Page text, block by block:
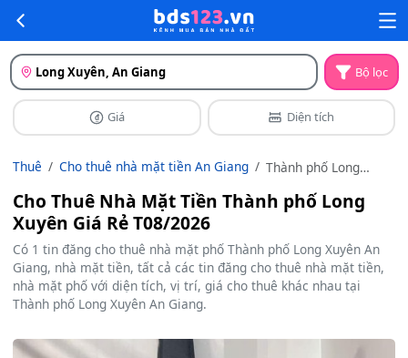
Long Xuyên, An Giang Bộ lọc
Giá Diện tích
Thuê Cho thuê nhà mặt tiền An Giang
Thành phố Long
Cho Thuê Nhà Mặt Tiền Thành phố Long
Xuyên Giá Rẻ T08/2026
Có 1 tin đăng cho thuê nhà mặt phố Thành phố Long Xuyên An
Giang, nhà mặt tiền, tất cả các tin đăng cho thuê nhà mặt tiền,
nhà mặt phố với diện tích, vị trí, giá cho thuê khác nhau tại
Thành phố Long Xuyên An Giang.